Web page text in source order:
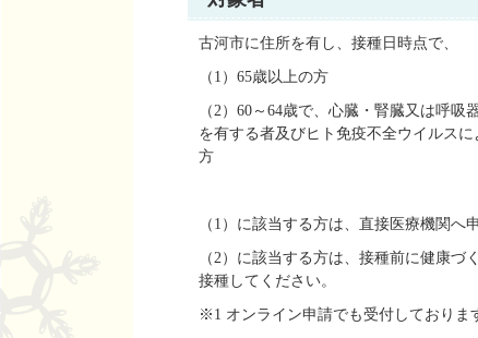
古河市に住所を有し、接種日時点で、
（1）65歳以上の方
（2）60～64歳で、心臓・腎臓又は呼
を有する者及びヒト免疫不全ウイルス
方
（1）に該当する方は、直接医療機関へ
（2）に該当する方は、接種前に健康
接種してください。
※1 オンライン申請でも受付しておりま